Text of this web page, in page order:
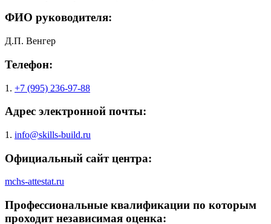
ФИО руководителя:
Д.П. Венгер
Телефон:
1. +7 (995) 236-97-88
Адрес электронной почты:
1. info@skills-build.ru
Официальный сайт центра:
mchs-attestat.ru
Профессиональные квалификации по которым
проходит независимая оценка: